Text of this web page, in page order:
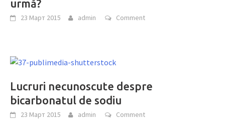
urmă?
23 Март 2015 admin Comment
Lucruri necunoscute despre
bicarbonatul de sodiu
23 Март 2015 admin Comment